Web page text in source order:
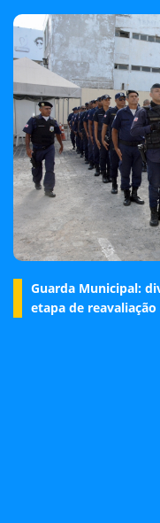
Guarda Municipal:
etapa de